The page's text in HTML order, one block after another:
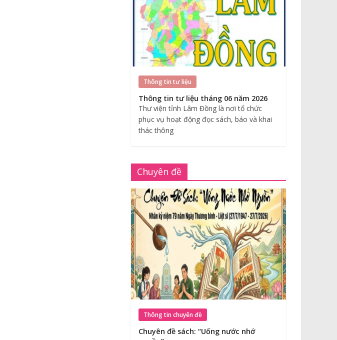
Thông tin tư liệu
Thông tin tư liệu tháng 06 năm 2026
Thư viện tỉnh Lâm Đồng là nơi tổ chức
phục vụ hoạt động đọc sách, báo và khai
thác thông
Chuyên đề
Thông tin chuyên đề
Chuyên đề sách: “Uống nước nhớ